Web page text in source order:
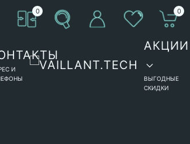
0 0
И
АКЦИИ
ВЫГОДНЫЕ
СКИДКИ